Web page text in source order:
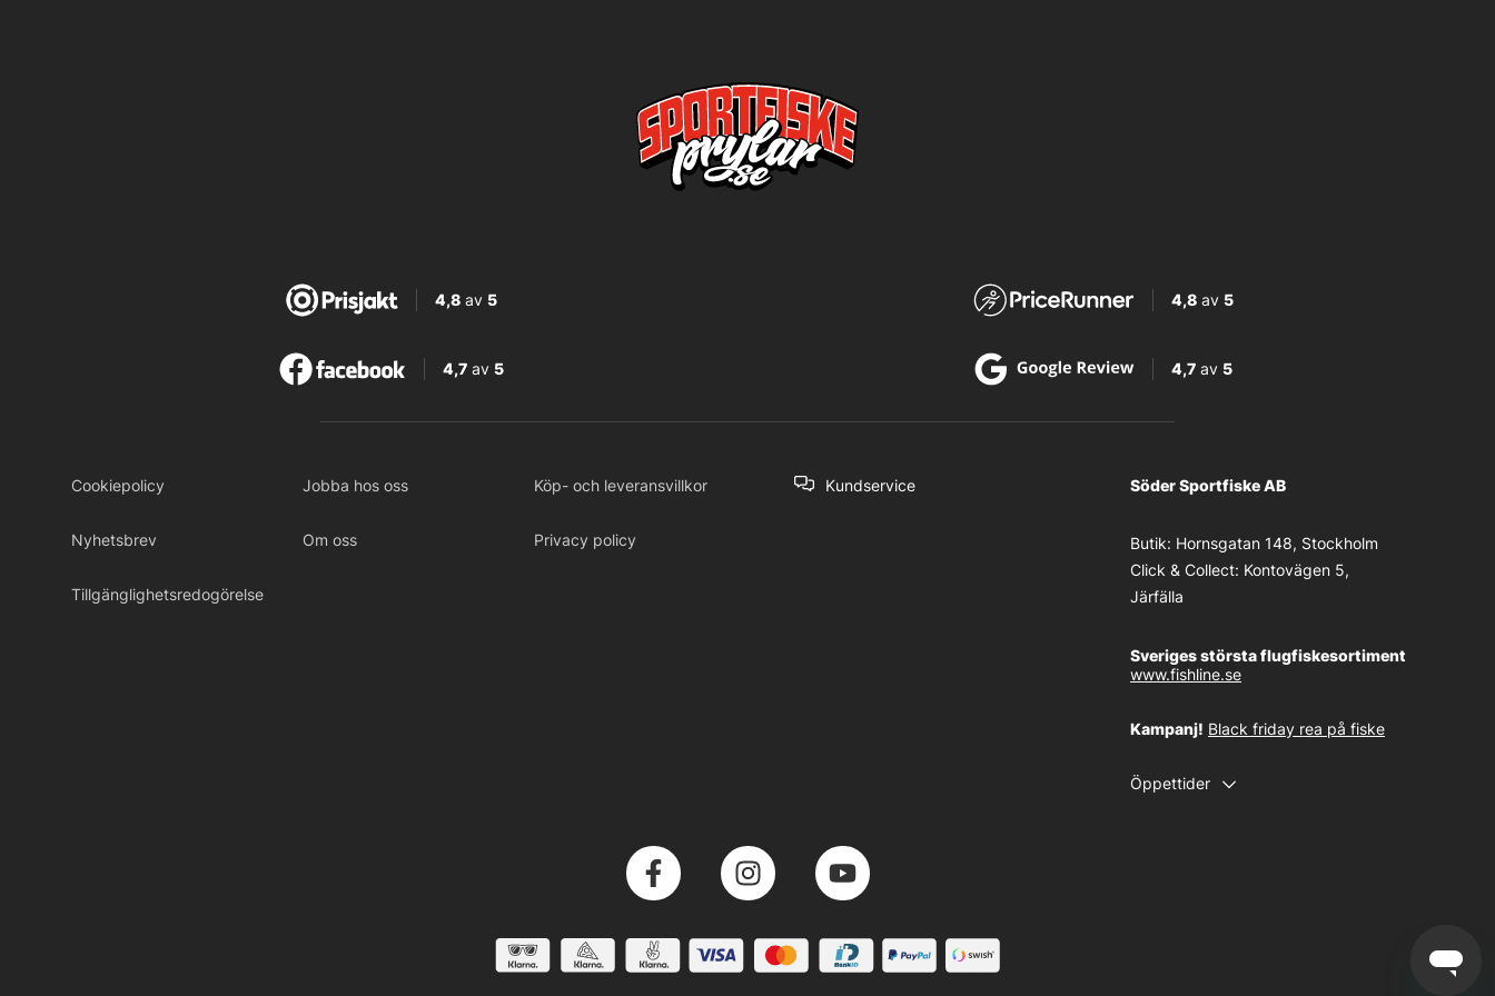
4,8 av5 4,8av 5
4,7av 5 4,7av 5
Cookiepolicy Jobba hos oss Köp- och leveransvillkor
Nyhetsbrev Om oss Privacy policy
Tillgänglighetsredogörelse
Kundservice Söder Sportfiske AB
Butik: Hornsgatan 148, Stockholm
Click & Collect: Kontovägen 5,
Järfälla
Sveriges största flugfiskesortiment
www.fishline.se
Kampanj! Black friday rea på fiske
Öppettider